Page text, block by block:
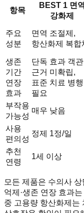
항목
BEST 1 면역
강화제
주요
성분
면역 조절제,
항산화제 복합
생존
기간
연장
효과
단독 효과 객
근거 미확립,
표준 치료 병행
필요
부작용
가능성
매우 낮음
사용
편의성
정제 1정/일
추천
연령
1세 이상
모든 제품은 수의사
억제·생존 연장 효과
중 고용량 항산화제는